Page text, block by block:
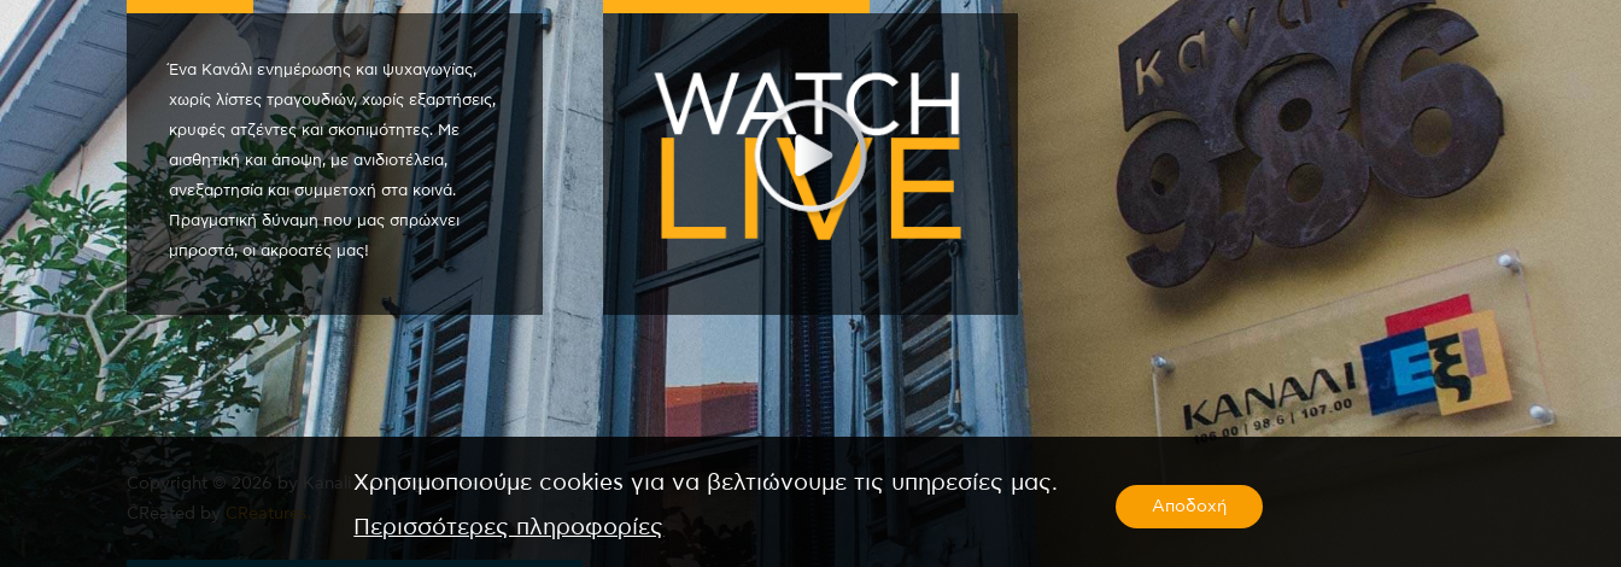
Ένα Κανάλι ενημέρωσης και ψυχαγωγίας,
χωρίς λίστες τραγουδιών, χωρίς εξαρτήσεις,
κρυφές ατζέντες και σκοπιμότητες. Με
αισθητική και άποψη, με ανιδιοτέλεια,
ανεξαρτησία και συμμετοχή στα κοινά.
Πραγματική δύναμη που μας σπρώχνει
μπροστά, οι ακροατές μας!
Copyright © 2026 by Kanali 6. All rights reserved.
CReated by CReatures.
Χρησιμοποιούμε cookies για να βελτιώνουμε τις υπηρεσίες μας.
Περισσότερες πληροφορίες
Αποδοχή